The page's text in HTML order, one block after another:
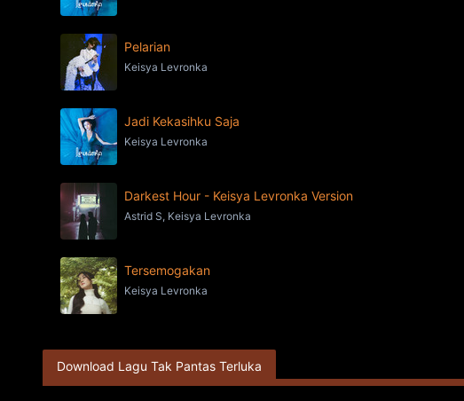
Pelarian
Keisya Levronka
Jadi Kekasihku Saja
Keisya Levronka
Darkest Hour - Keisya Levronka Version
Astrid S, Keisya Levronka
Tersemogakan
Keisya Levronka
Download Lagu Tak Pantas Terluka